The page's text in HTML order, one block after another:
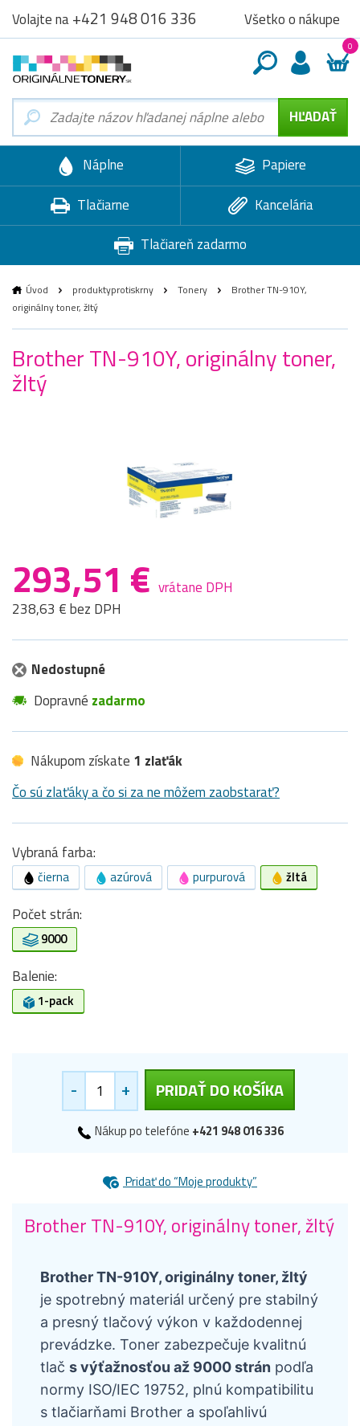
Volajte na+421 948 016 336 Všetko o nákupe
0
Náplne
Papiere
Tlačiarne
Kancelária
Tlačiareň zadarmo
Úvod produktyprotiskrny Tonery
Brother TN-910Y,
originálny toner, žltý
Brother TN-910Y, originálny toner,
žltý
293,51 € vrátane DPH
238,63 € bez DPH
Nedostupné
Dopravné zadarmo
Nákupom získate 1 zlaťák
Čo sú zlaťáky a čo si za ne môžem zaobstarať?
Vybraná farba:
čierna azúrová purpurová žltá
Počet strán:
9000
Balenie:
1-pack
- + PRIDAŤ DO KOŠÍKA
Nákup po telefóne +421 948 016 336
Pridať do “Moje produkty”
Brother TN-910Y, originálny toner, žltý
Brother TN-910Y, originálny toner, žltý
je spotrebný materiál určený pre stabilný
a presný tlačový výkon v každodennej
prevádzke. Toner zabezpečuje kvalitnú
tlač s výťažnosťou až 9000 strán podľa
normy ISO/IEC 19752, plnú kompatibilitu
s tlačiarňami Brother a spoľahlivú